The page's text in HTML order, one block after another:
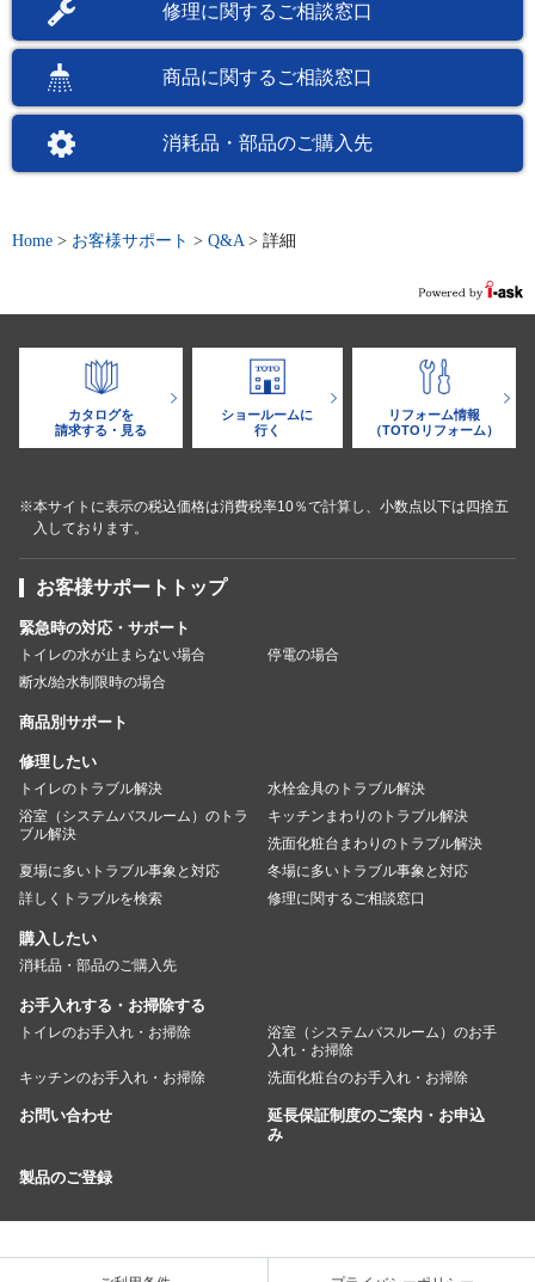
修理に関するご相談窓口
商品に関するご相談窓口
消耗品・部品のご購入先
Home > お客様サポート > Q&A > 詳細
カタログを
請求する・見る
ショールームに
行く
リフォーム情報
（TOTOリフォーム）
※本サイトに表示の税込価格は消費税率10％で計算し、小数点以下は四捨五
入しております。
お客様サポートトップ
緊急時の対応・サポート
トイレの水が止まらない場合
停電の場合
断水/給水制限時の場合
商品別サポート
修理したい
トイレのトラブル解決
水栓金具のトラブル解決
浴室（システムバスルーム）のトラ
ブル解決
キッチンまわりのトラブル解決
洗面化粧台まわりのトラブル解決
夏場に多いトラブル事象と対応
冬場に多いトラブル事象と対応
詳しくトラブルを検索
修理に関するご相談窓口
購入したい
消耗品・部品のご購入先
お手入れする・お掃除する
トイレのお手入れ・お掃除
浴室（システムバスルーム）のお手
入れ・お掃除
キッチンのお手入れ・お掃除
洗面化粧台のお手入れ・お掃除
お問い合わせ
延長保証制度のご案内・お申込
み
製品のご登録